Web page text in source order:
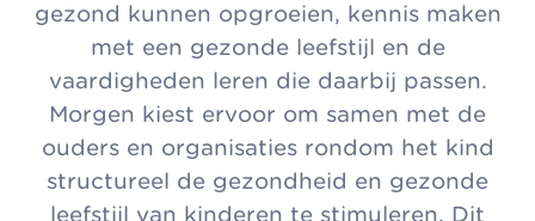
gezond kunnen opgroeien, kennis maken
met een gezonde leefstijl en de
vaardigheden leren die daarbij passen.
Morgen kiest ervoor om samen met de
ouders en organisaties rondom het kind
structureel de gezondheid en gezonde
leefstijl van kinderen te stimuleren. Dit